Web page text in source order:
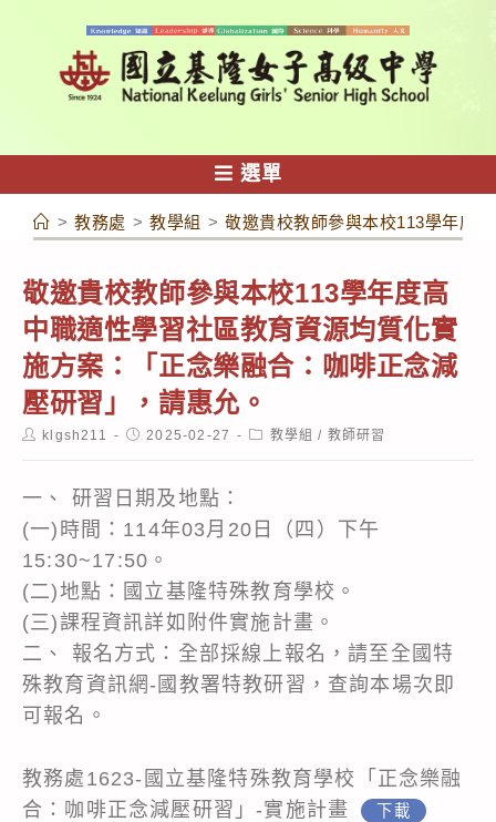
容
選單
> 教務處 > 教學組 > 敬邀貴校教師參與本校113學年度
敬邀貴校教師參與本校113學年度高
中職適性學習社區教育資源均質化實
施方案：「正念樂融合：咖啡正念減
壓研習」，請惠允。
Postklgsh211
Post2025-02-27
Post教學組 / 教師研習
一、 研習日期及地點：
(一)時間：114年03月20日（四）下午
15:30~17:50。
(二)地點：國立基隆特殊教育學校。
(三)課程資訊詳如附件實施計畫。
二、 報名方式：全部採線上報名，請至全國特
殊教育資訊網-國教署特教研習，查詢本場次即
可報名。
教務處1623-國立基隆特殊教育學校「正念樂融
合：咖啡正念減壓研習」-實施計畫
下載